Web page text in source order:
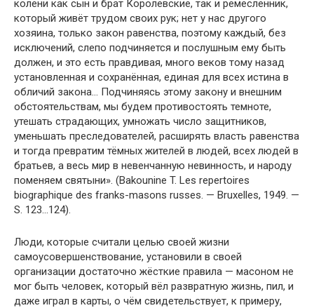
колени как сын и брат Королевские, так и ремесленник,
который живёт трудом своих рук; нет у нас другого
хозяина, только закон равенства, поэтому каждый, без
исключений, слепо подчиняется и послушным ему быть
должен, и это есть правдивая, много веков тому назад
установленная и сохранённая, единая для всех истина в
обличий закона… Подчиняясь этому закону и внешним
обстоятельствам, мы будем противостоять темноте,
утешать страдающих, умножать число защитников,
уменьшать преследователей, расширять власть равенства
и тогда превратим тёмных жителей в людей, всех людей в
братьев, а весь мир в невенчанную невинность, и народу
поменяем святыни». (Bakounine T. Les repertoires
biographique des franks-masons russes. — Bruxelles, 1949. —
S. 123…124).
Люди, которые считали целью своей жизни
самоусовершенствование, установили в своей
организации достаточно жёсткие правила — масоном не
мог быть человек, который вёл развратную жизнь, пил, и
даже играл в карты, о чём свидетельствует, к примеру,